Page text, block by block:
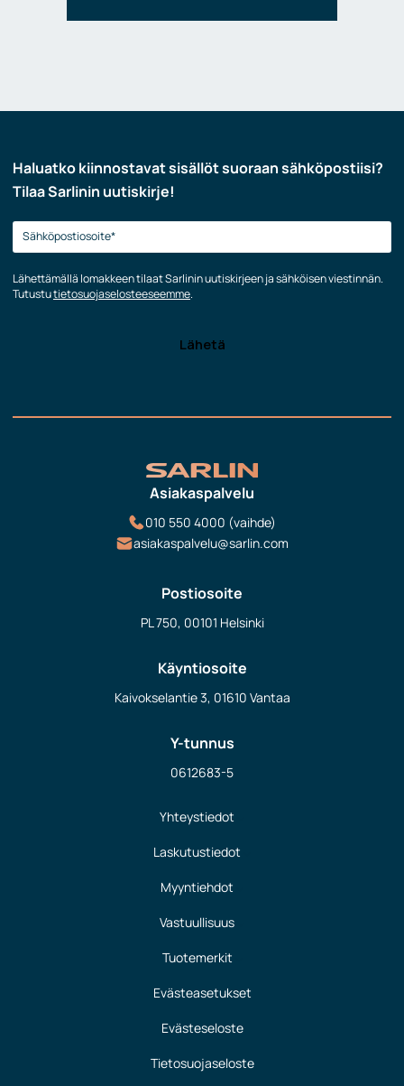
Haluatko kiinnostavat sisällöt suoraan sähköpostiisi?
Tilaa Sarlinin uutiskirje!
Lähettämällä lomakkeen tilaat Sarlinin uutiskirjeen ja sähköisen viestinnän.
Tutustutietosuojaselosteeseemme.
Asiakaspalvelu
010 550 4000 (vaihde)
asiakaspalvelu@sarlin.com
Postiosoite
PL 750, 00101 Helsinki
Käyntiosoite
Kaivokselantie 3, 01610 Vantaa
Y-tunnus
0612683-5
Yhteystiedot
Laskutustiedot
Myyntiehdot
Vastuullisuus
Tuotemerkit
Evästeasetukset
Evästeseloste
Tietosuojaseloste